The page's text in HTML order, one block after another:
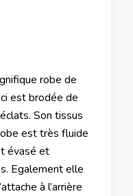
robe de
est brodée de
Son tissus
est très fluide
évasé et
Egalement elle
à l’arrière